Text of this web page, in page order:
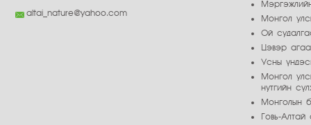
altai_nature@yahoo.com
Монгол
Ой
Цэвэр
Усны
Монгол
нутгийн
Монголын
Говь-